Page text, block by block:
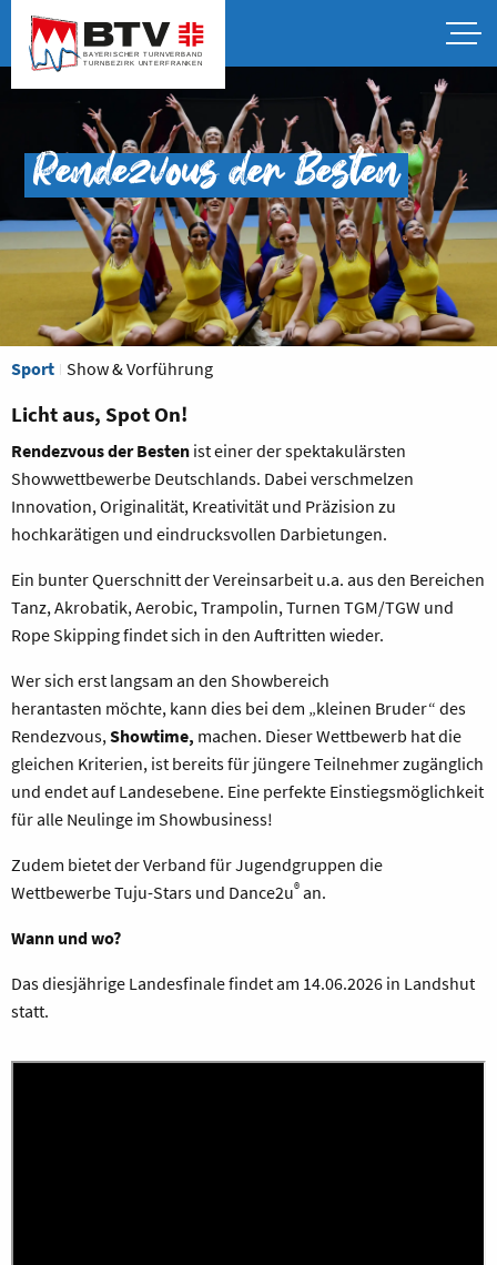
Rendezvous der Besten
Sport Show & Vorführung
Licht aus, Spot On!
Rendezvous der Besten ist einer der spektakulärsten
Showwettbewerbe Deutschlands. Dabei verschmelzen
Innovation, Originalität, Kreativität und Präzision zu
hochkarätigen und eindrucksvollen Darbietungen.
Ein bunter Querschnitt der Vereinsarbeit u.a. aus den Bereichen
Tanz, Akrobatik, Aerobic, Trampolin, Turnen TGM/TGW und
Rope Skipping findet sich in den Auftritten wieder.
Wer sich erst langsam an den Showbereich
herantasten möchte, kann dies bei dem „kleinen Bruder“ des
Rendezvous,Showtime, machen. Dieser Wettbewerb hat die
gleichen Kriterien, ist bereits für jüngere Teilnehmer zugänglich
und endet auf Landesebene. Eine perfekte Einstiegsmöglichkeit
für alle Neulinge im Showbusiness!
Zudem bietet der Verband für Jugendgruppen die
Wettbewerbe Tuju-Stars und Dance2u® an.
Wann und wo?
Das diesjährige Landesfinale findet am 14.06.2026 in Landshut
statt.